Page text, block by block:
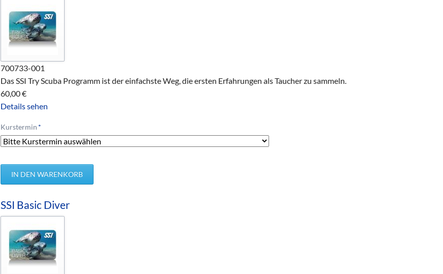
700733-001
Das SSI Try Scuba Programm ist der einfachste Weg, die ersten Erfahrungen als Taucher zu sammeln.
60,00€
Details sehen
Pflichtfeld
Kurstermin *
SSI Basic Diver